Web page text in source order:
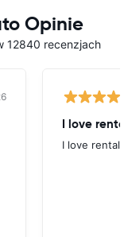
Opinie
12840 recenzjach
I love
I love rental